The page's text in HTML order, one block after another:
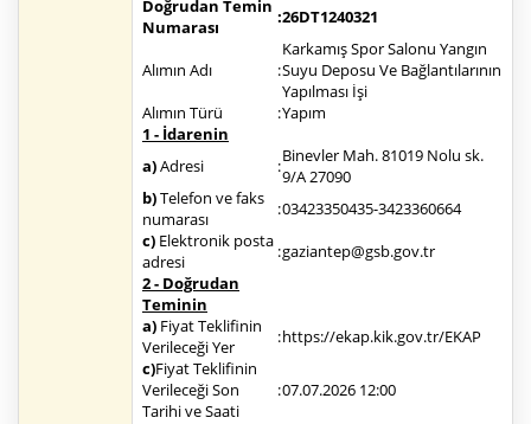
Doğrudan Temin
Numarası
:26DT1240321
Alımın Adı :
Karkamış Spor Salonu Yangın
Suyu Deposu Ve Bağlantılarının
Yapılması İşi
Alımın Türü
:Yapım
1 - İdarenin
a)Adresi :Binevler Mah. 81019 Nolu sk.
9/A 27090
b)Telefon ve faks
numarası
:03423350435-3423360664
c) Elektronik posta
adresi
:gaziantep@gsb.gov.tr
2 - Doğrudan
Teminin
a) Fiyat Teklifinin
Verileceği Yer
:https://ekap.kik.gov.tr/EKAP
c)Fiyat Teklifinin
Verileceği Son
Tarihi ve Saati
:07.07.2026 12:00